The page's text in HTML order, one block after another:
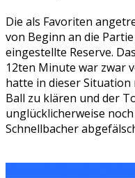
Die als Favoriten
von Beginn an die
eingestellte Reserve.
12ten Minute war zwar
hatte in dieser
Ball zu klären und der
unglücklicherweise
Schnellbacher